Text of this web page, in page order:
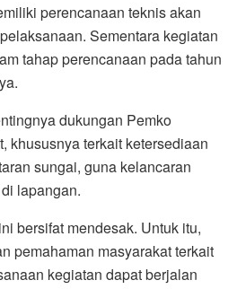
perencanaan teknis akan
Sementara kegiatan
tahap perencanaan pada tahun
dukungan Pemko
khususnya terkait ketersediaan
sungai, guna kelancaran
lapangan.
bersifat mendesak. Untuk itu,
pemahaman masyarakat terkait
kegiatan dapat berjalan